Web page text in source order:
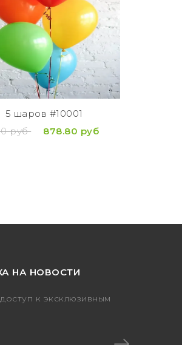
5 шаров #10001
руб
878.80 руб
НА НОВОСТИ
к эксклюзивным